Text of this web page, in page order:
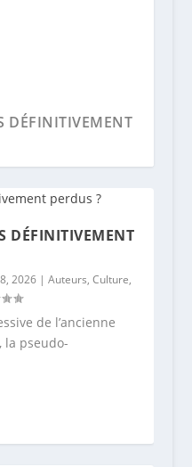
DÉFINITIVEMENT
DÉFINITIVEMENT
2026| Auteurs, Culture,
de l’ancienne
la pseudo-